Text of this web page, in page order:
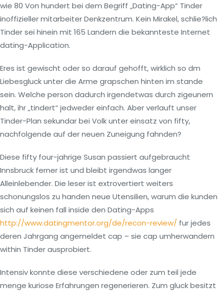
wie 80 Von hundert bei dem Begriff „Dating-App“ Tinder
inoffizieller mitarbeiter Denkzentrum. Kein Mirakel, schlie?lich
Tinder sei hinein mit 165 Landern die bekannteste Internet
dating-Application.
Eres ist gewischt oder so darauf gehofft, wirklich so dm
Liebesgluck unter die Arme grapschen hinten im stande
sein. Welche person dadurch irgendetwas durch zigeunern
halt, ihr „tindert“ jedweder einfach. Aber verlauft unser
Tinder-Plan sekundar bei Volk unter einsatz von fifty,
nachfolgende auf der neuen Zuneigung fahnden?
Diese fifty four-jahrige Susan passiert aufgebraucht
Innsbruck ferner ist und bleibt irgendwas langer
Alleinlebender. Die leser ist extrovertiert weiters
schonungslos zu handen neue Utensilien, warum die kunden
sich auf keinen fall inside den Dating-Apps
http://www.datingmentor.org/de/recon-review/ fur jedes
deren Jahrgang angemeldet cap – sie cap umherwandern
within Tinder ausprobiert.
Intensiv konnte diese verschiedene oder zum teil jede
menge kuriose Erfahrungen regenerieren. Zum gluck besitzt